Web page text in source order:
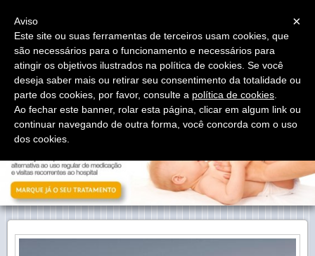
×
Aviso
Este site ou suas ferramentas de terceiros usam cookies, que
são necessários para o funcionamento e necessários para
atingir os objetivos ilustrados na política de cookies. Se você
deseja saber mais ou retirar seu consentimento da totalidade ou
parte dos cookies, por favor, consulte a política de cookies
Ao fechar este banner, rolar esta página, clicar em algum link ou
continuar navegando de outra forma, você concorda com o uso
dos cookies.